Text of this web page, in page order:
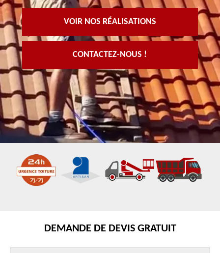
VOIR NOS RÉALISATIONS
CONTACTEZ-NOUS !
DEMANDE DE DEVIS GRATUIT